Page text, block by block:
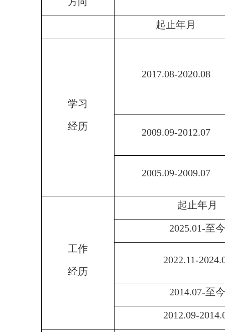
起止年月
学习
经历
2017.08-2020.08
2009.09-2012.07
2005.09-2009.07
工作
经历
起止年月
2025.01-至今
2022.11-
2014.07-至今
2012.09-